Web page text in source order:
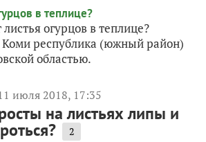
огурцов в теплице?
Коми республика (южный район)
областью.
июля 2018, 17:35
на листьях липы и
2